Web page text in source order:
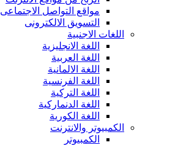
مواقع التواصل اﻻجتماعى
التسويق اﻻلكترونى
اللغات اﻻجنبية
اللغة اﻻنجليزية
اللغة العربية
اللغة اﻻلمانية
اللغة الفرنسية
اللغة التركية
اللغة الدنماركية
اللغة الكورية
الكمبيوتر واﻻنترنت
الكمبيوتر